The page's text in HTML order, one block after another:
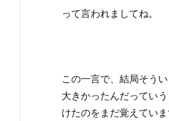
って言われましてね。
この一言で、結局そう
大きかったんだってい
けたのをまだ覚えていま